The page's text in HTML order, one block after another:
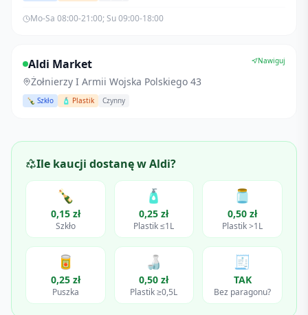
Mo-Sa 08:00-21:00; Su 09:00-18:00
Aldi Market
Żołnierzy I Armii Wojska Polskiego 43
🍾 Szkło 🧴 Plastik Czynny
Nawiguj
Ile kaucji dostanę wAldi?
🍾
0,15 zł
Szkło
🧴
0,25 zł
Plastik ≤1L
🫙
0,50 zł
Plastik >1L
🥫
0,25 zł
Puszka
🍶
0,50 zł
Plastik ≥0,5L
🧾
TAK
Bez paragonu?